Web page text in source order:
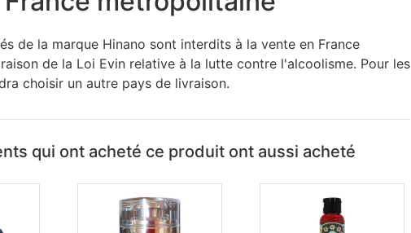
de la marque Hinano sont interdits à la vente en France
de la Loi Evin relative à la lutte contre l'alcoolisme. Pour les
choisir un autre pays de livraison.
qui ont acheté ce produit ont aussi acheté